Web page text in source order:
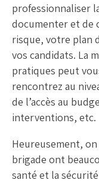
professionnaliser
documenter et de
risque, votre plan
vos candidats. La
pratiques peut
rencontrez au
de l’accès au
interventions, etc.
Heureusement,
brigade ont
santé et la